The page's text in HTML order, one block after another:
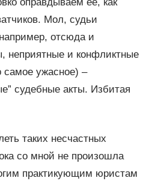
Мол, судьи
отсюда и
неприятные и конфликтные
самое ужасное) –
судебные акты. Избитая
таких несчастных
со мной не произошла
практикующим юристам